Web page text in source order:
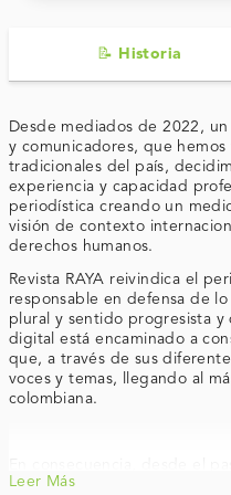
📝 Historia
Desde mediados de 2022,
y comunicadores, que
tradicionales del país,
experiencia y capacidad
periodística creando un
visión de contexto
derechos humanos.
Revista RAYA reivindica el
responsable en defensa de
plural y sentido progresista
digital está encaminado a
que, a través de sus
voces y temas, llegando al
colombiana.
2022 se encuentra 'al aire' la
Leer Más